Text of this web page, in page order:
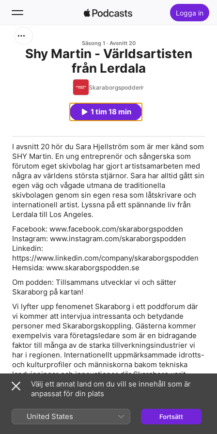
Logga in
Säsong 1 Avsnitt 20
Shy Martin - Världsartisten
från Lerdala
Skaraborgspodden
1 tim 18 min
I avsnitt 20 hör du Sara Hjellström som är mer känd som
SHY Martin. En ung entreprenör och sångerska som
förutom eget skivbolag har gjort artistsamarbeten med
några av världens största stjärnor. Sara har alltid gått sin
egen väg och vågade utmana de traditionella
skivbolagen genom sin egen resa som låtskrivare och
internationell artist. Lyssna på ett spännande liv från
Lerdala till Los Angeles.
Facebook: www.facebook.com/skaraborgspodden
Instagram: www.instagram.com/skaraborgspodden
Linkedin:
https://www.linkedin.com/company/skaraborgspodden
Hemsida: www.skaraborgspodden.se
Om podden: Tillsammans utvecklar vi och sätter
Skaraborg på kartan!
Vi lyfter upp fenomenet Skaraborg i ett poddforum där
vi kommer att intervjua intressanta och betydande
personer med Skaraborgskoppling. Gästerna kommer
exempelvis vara företagsledare som är en bidragande
faktor till många av de starka tillverkningsindustrier vi
har i regionen. Internationellt uppmärksammade idrotts-
och kulturprofiler och människorna bakom tekniska
landvinningar och innovationer där Skaraborg varit
grogrunden. Fullt fokus på att sprida inspiration till
Skaraborgare, av Skaraborgare
Webbsida för avsnitt
Välj ett annat land om du vill se innehåll som är
anpassat för din plats
United States Fortsätt